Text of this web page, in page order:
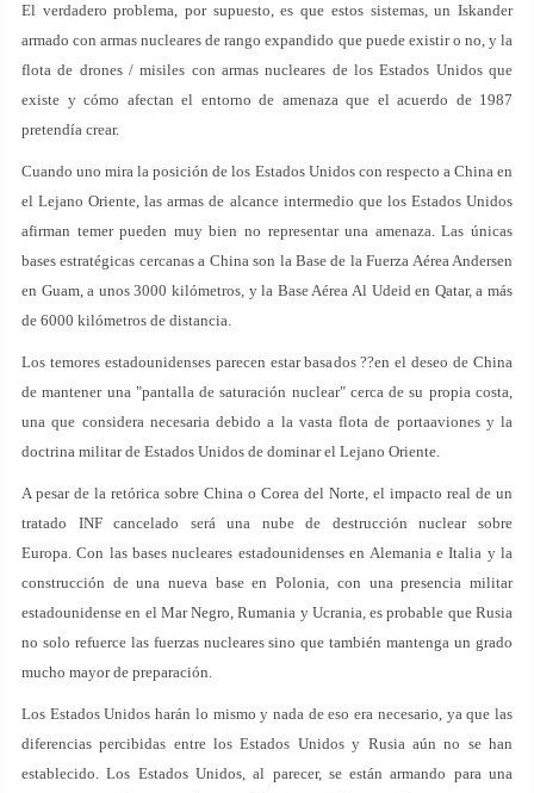
El verdadero problema, por supuesto, es que estos sistemas, un Iskander
armado con armas nucleares de rango expandido que puede existir o no, y la
flota de drones / misiles con armas nucleares de los Estados Unidos que
existe y cómo afectan el entorno de amenaza que el acuerdo de 1987
pretendía crear.
Cuando uno mira la posición de los Estados Unidos con respecto a China en
el Lejano Oriente, las armas de alcance intermedio que los Estados Unidos
afirman temer pueden muy bien no representar una amenaza. Las únicas
bases estratégicas cercanas a China son la Base de la Fuerza Aérea Andersen
en Guam, a unos 3000 kilómetros, y la Base Aérea Al Udeid en Qatar, a más
de 6000 kilómetros de distancia.
Los temores estadounidenses parecen estar basados ??en el deseo de China
de mantener una "pantalla de saturación nuclear" cerca de su propia costa,
una que considera necesaria debido a la vasta flota de portaaviones y la
doctrina militar de Estados Unidos de dominar el Lejano Oriente.
A pesar de la retórica sobre China o Corea del Norte, el impacto real de un
tratado INF cancelado será una nube de destrucción nuclear sobre
Europa. Con las bases nucleares estadounidenses en Alemania e Italia y la
construcción de una nueva base en Polonia, con una presencia militar
estadounidense en el Mar Negro, Rumania y Ucrania, es probable que Rusia
no solo refuerce las fuerzas nucleares sino que también mantenga un grado
mucho mayor de preparación.
Los Estados Unidos harán lo mismo y nada de eso era necesario, ya que las
diferencias percibidas entre los Estados Unidos y Rusia aún no se han
establecido. Los Estados Unidos, al parecer, se están armando para una